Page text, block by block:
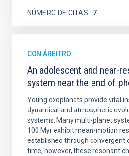
NÚMERO DE CITAS 7
CON ÁRBITRO
An adolescent and near-
system near the end of
Young exoplanets provide vital
dynamical and atmospheric
systems. Many multi-planet
100 Myr exhibit mean-motion
established through convergent
time, however, these resonant